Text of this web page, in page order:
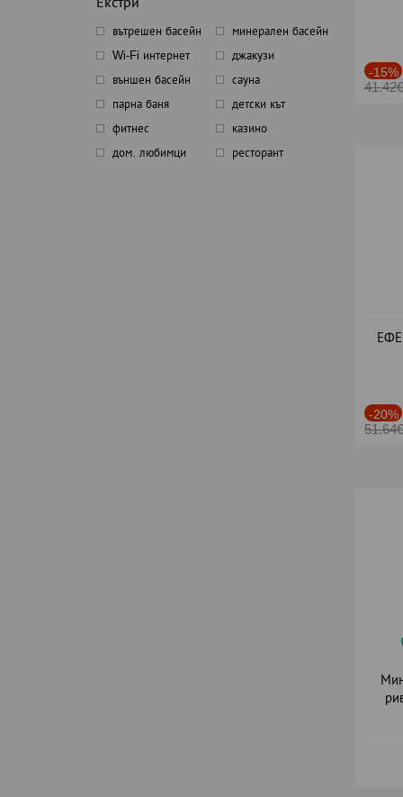
вътрешен басейн
минерален басейн
Wi-Fi интернет
джакузи
външен басейн
сауна
парна баня
детски кът
фитнес
казино
дом. любимци
ресторант
-15%
41.42€
-20%
51.64€